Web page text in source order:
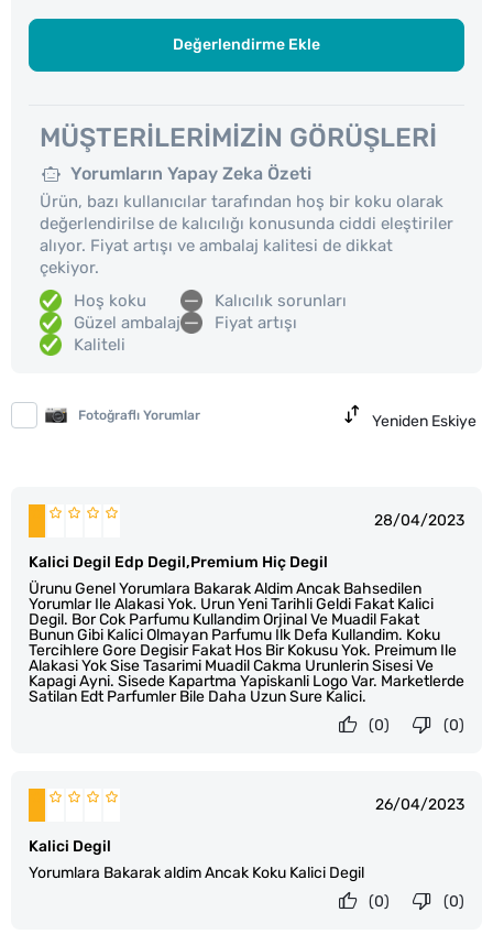
Değerlendirme Ekle
MÜŞTERILERIMIZIN GÖRÜŞLERI
Yorumların Yapay Zeka Özeti
Ürün, bazı kullanıcılar tarafından hoş bir koku olarak
değerlendirilse de kalıcılığı konusunda ciddi eleştiriler
alıyor. Fiyat artışı ve ambalaj kalitesi de dikkat
çekiyor.
Hoş koku
Güzel ambalaj
Kaliteli
Kalıcılık sorunları
Fiyat artışı
Fotoğraflı Yorumlar Yeniden Eskiye
28/04/2023
Kalici Degil Edp Degil,Premium Hiç Degil
Ürunu Genel Yorumlara Bakarak Aldim Ancak Bahsedilen
Yorumlar Ile Alakasi Yok. Urun Yeni Tarihli Geldi Fakat Kalici
Degil. Bor Cok Parfumu Kullandim Orjinal Ve Muadil Fakat
Bunun Gibi Kalici Olmayan Parfumu Ilk Defa Kullandim. Koku
Tercihlere Gore Degisir Fakat Hos Bir Kokusu Yok. Preimum Ile
Alakasi Yok Sise Tasarimi Muadil Cakma Urunlerin Sisesi Ve
Kapagi Ayni. Sisede Kapartma Yapiskanli Logo Var. Marketlerde
Satilan Edt Parfumler Bile Daha Uzun Sure Kalici.
(0)
(0)
26/04/2023
Kalici Degil
Yorumlara Bakarak aldim Ancak Koku Kalici Degil
(0)
(0)